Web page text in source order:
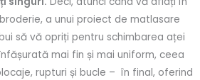
a unui proiect de matlasare
să vă opriți pentru schimbarea aței
mai fin și mai uniform, ceea
rupturi și bucle – în final, oferind